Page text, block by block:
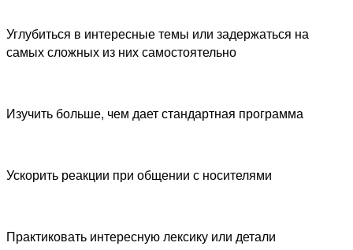
Углубиться в интересные темы или задержаться на
самых сложных из них самостоятельно
Изучить больше, чем дает стандартная программа
Ускорить реакции при общении с носителями
Практиковать интересную лексику или детали